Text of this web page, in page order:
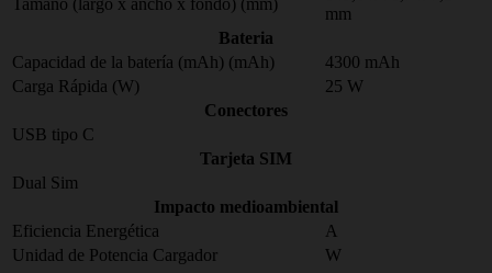
Tamaño (largo x ancho x fondo) (mm)
mm
Bateria
Capacidad de la batería (mAh) (mAh)
4300 mAh
Carga Rápida (W)
25 W
Conectores
USB tipo C
Tarjeta SIM
Dual Sim
Impacto medioambiental
Eficiencia Energética
A
Unidad de Potencia Cargador
W